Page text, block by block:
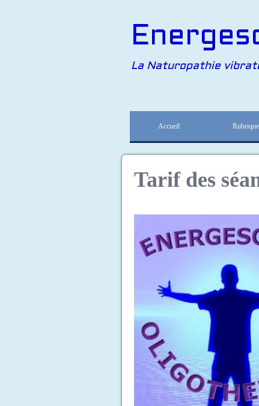
La Naturopathie
Accueil
Tarif des